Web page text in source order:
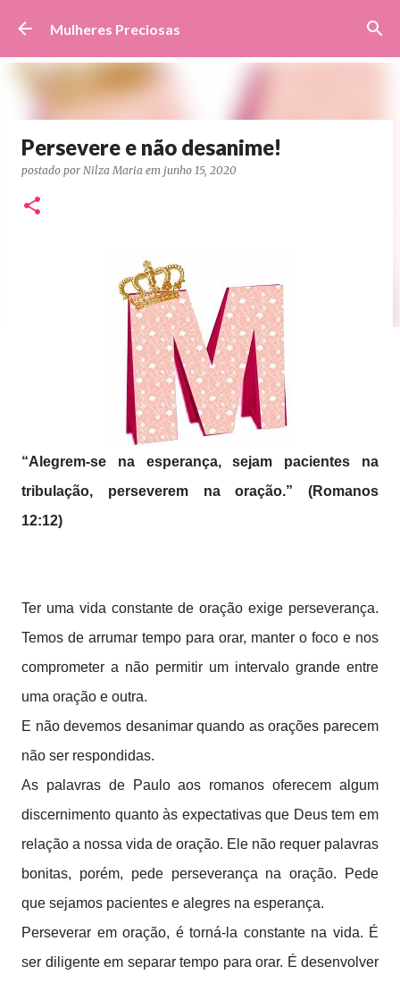
Pular para o conteúdo principal
Mulheres Preciosas
Persevere e não desanime!
postado por Nilza Maria em junho 15, 2020
“Alegrem-se na esperança, sejam pacientes na
tribulação, perseverem na oração.” (Romanos
12:12)
Ter uma vida constante de oração exige perseverança.
Temos de arrumar tempo para orar, manter o foco e nos
comprometer a não permitir um intervalo grande entre
uma oração e outra.
E não devemos desanimar quando as orações parecem
não ser respondidas.
As palavras de Paulo aos romanos oferecem algum
discernimento quanto às expectativas que Deus tem em
relação a nossa vida de oração. Ele não requer palavras
bonitas, porém, pede perseverança na oração. Pede
que sejamos pacientes e alegres na esperança.
Perseverar em oração, é torná-la constante na vida. É
ser diligente em separar tempo para orar. É desenvolver